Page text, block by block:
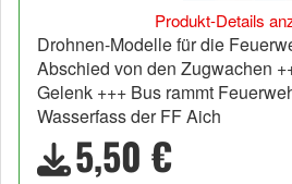
Produkt-Details
Drohnen-Modelle für die
Abschied von den Zugwachen
Gelenk +++ Bus rammt
Wasserfass der FF Aich
5,50 €